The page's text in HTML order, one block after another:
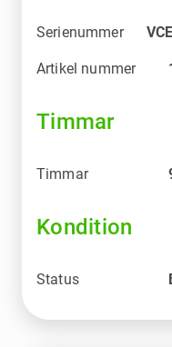
Serienummer
Artikel nummer
Timmar
Timmar
Kondition
Status